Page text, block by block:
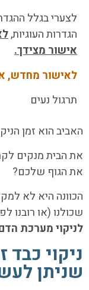
לצערי בגלל
הגדרות העוגיות,
אישור מצידך.
לאישור מחדש,
תרגול נעים
האביב הוא זמן
את הבית מנקים
את הגוף שלכם?
הכוונה היא לא
שכולנו (או רובנו
לניקוי מערכת
ניקוי כבד
שניתן